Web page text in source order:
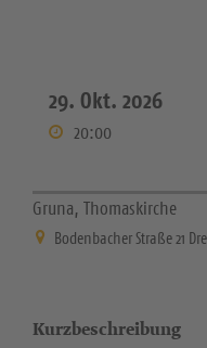
29. Okt. 2026
20:00
Gruna, Thomaskirche
Bodenbacher Straße 21
Kurzbeschreibung